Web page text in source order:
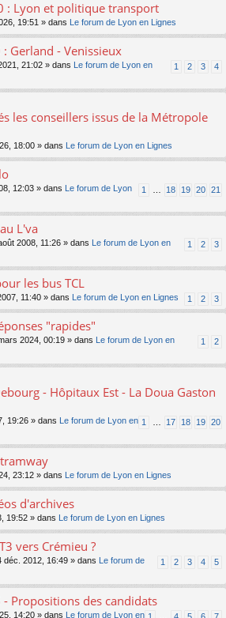
: Lyon et politique transport
19:51 » dans Le forum de Lyon en Lignes
Gerland - Venissieux
1 2 3 4
21:02 » dans
Le forum de Lyon en
les conseillers issus de la Métropole
18:00 » dans Le forum de Lyon en Lignes
1 18 19 20 21
12:03 » dans
Le forum de Lyon
L'va
1 2 3
2008, 11:26 » dans
Le forum de Lyon en
les bus TCL
1 2 3
11:40 » dans Le forum de Lyon en Lignes
"rapides"
1 2
2024, 00:19 » dans
Le forum de Lyon en
- Hôpitaux Est - La Doua Gaston
1 17 18 19 20
19:26 » dans
Le forum de Lyon en
23:12 » dans Le forum de Lyon en Lignes
d'archives
19:52 » dans Le forum de Lyon en Lignes
vers Crémieu ?
1 2 3 4 5
déc. 2012, 16:49 » dans
Le forum de
- Propositions des candidats
14:20 » dans
Le forum de Lyon en